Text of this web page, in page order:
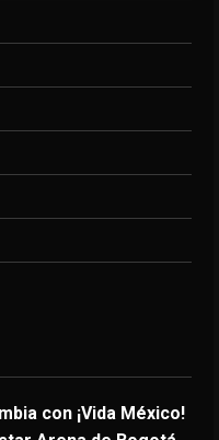
con ¡Vida México!